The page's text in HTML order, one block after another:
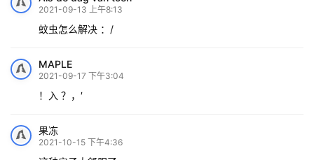
2021-09-13 上午8:13
蚊虫怎么解决 ：/
MAPLE
2021-09-17 下午3:04
！入 ？，′
果冻
2021-10-15 下午4:36